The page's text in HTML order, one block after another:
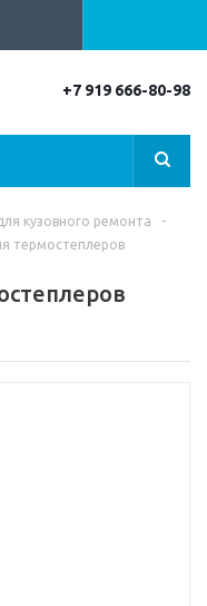
+7 919 666-80-98
кузовного ремонта
-
термостеплеров